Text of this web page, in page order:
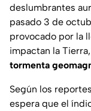
deslumbrantes
pasado 3 de
provocado por la
impactan la
tormenta
Según los
espera que el